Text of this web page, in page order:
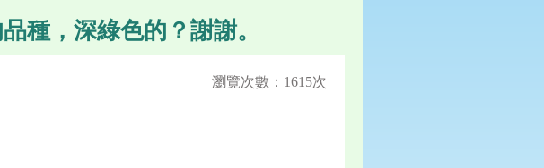
種，深綠色的？謝謝。
瀏覽次數：1615次